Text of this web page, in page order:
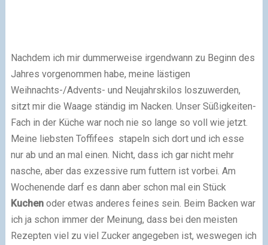
Nachdem ich mir dummerweise irgendwann zu Beginn des
Jahres vorgenommen habe, meine lästigen
Weihnachts-/Advents- und Neujahrskilos loszuwerden,
sitzt mir die Waage ständig im Nacken. Unser Süßigkeiten-
Fach in der Küche war noch nie so lange so voll wie jetzt.
Meine liebsten Toffifees stapeln sich dort und ich esse
nur ab und an mal einen. Nicht, dass ich gar nicht mehr
nasche, aber das exzessive rum futtern ist vorbei. Am
Wochenende darf es dann aber schon mal ein Stück
Kuchenoder etwas anderes feines sein. Beim Backen war
ich ja schon immer der Meinung, dass bei den meisten
Rezepten viel zu viel Zucker angegeben ist, weswegen ich